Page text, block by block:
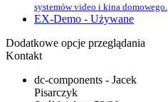
systemów video i kina domowego.
EX-Demo - Używane
Dodatkowe opcje przeglądania
Kontakt
dc-components - Jacek
Pisarczyk